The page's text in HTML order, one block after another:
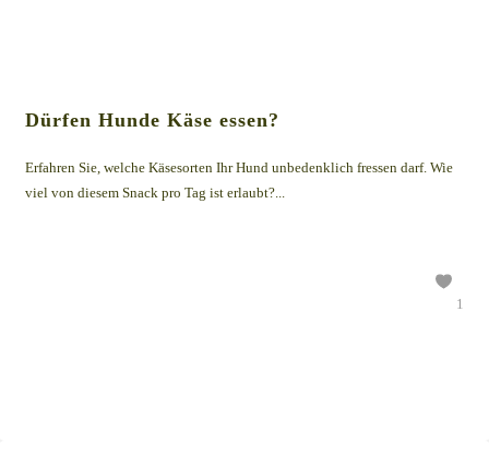
Dürfen Hunde Käse essen?
Erfahren Sie, welche Käsesorten Ihr Hund unbedenklich fressen darf. Wie
viel von diesem Snack pro Tag ist erlaubt?...
1